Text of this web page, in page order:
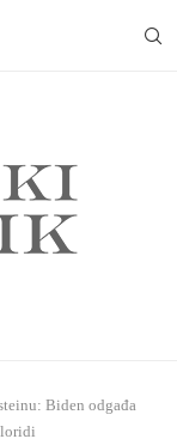
Biden odgađa